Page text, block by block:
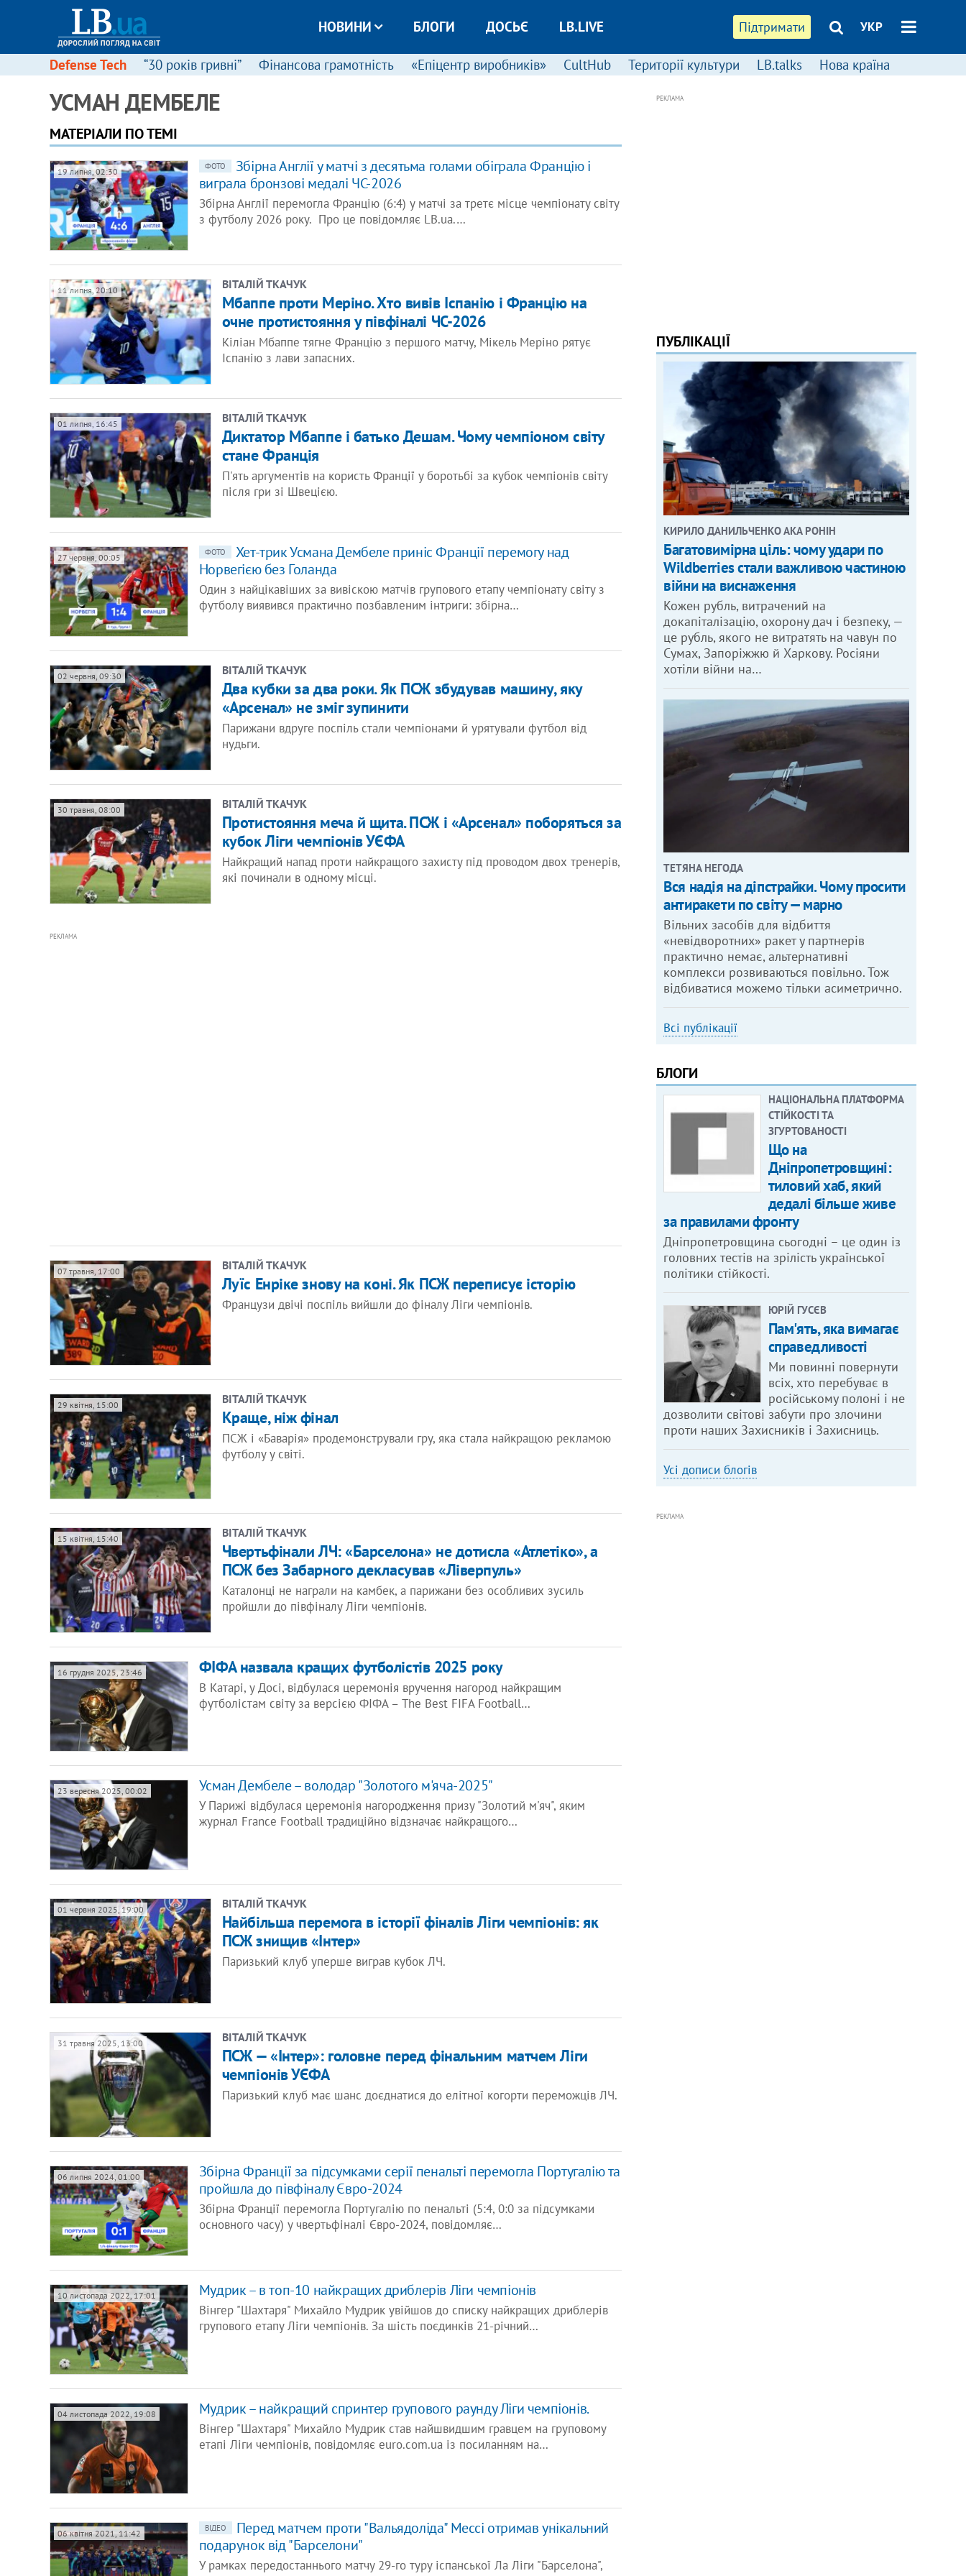
Підтримати УКР
НОВИНИ БЛОГИ ДОСЬЄ LB.LIVE
Defense Tech “30 років гривні” Фінансова грамотність «Епіцентр виробників» CultHub Території культури LB.talks Нова країна
УСМАН ДЕМБЕЛЕ
МАТЕРІАЛИ ПО ТЕМІ
19 липня, 02:30 ФОТО
Збірна Англії у матчі з десятьма голами обіграла Францію і
виграла бронзові медалі ЧС-2026
Збірна Англії перемогла Францію (6:4) у матчі за третє місце чемпіонату світу
з футболу 2026 року. Про це повідомляє LB.ua.…
11 липня, 20:10 ВІТАЛІЙ ТКАЧУК
Мбаппе проти Меріно. Хто вивів Іспанію і Францію на
очне протистояння у півфіналі ЧС-2026
Кіліан Мбаппе тягне Францію з першого матчу, Мікель Меріно рятує
Іспанію з лави запасних.
01 липня, 16:45 ВІТАЛІЙ ТКАЧУК
Диктатор Мбаппе і батько Дешам. Чому чемпіоном світу
стане Франція
П'ять аргументів на користь Франції у боротьбі за кубок чемпіонів світу
після гри зі Швецією.
27 червня, 00:05 ФОТО
Хет-трик Усмана Дембеле приніс Франції перемогу над
Норвегією без Голанда
Один з найцікавіших за вивіскою матчів групового етапу чемпіонату світу з
футболу виявився практично позбавленим інтриги: збірна…
02 червня, 09:30 ВІТАЛІЙ ТКАЧУК
Два кубки за два роки. Як ПСЖ збудував машину, яку
«Арсенал» не зміг зупинити
Парижани вдруге поспіль стали чемпіонами й урятували футбол від
нудьги.
30 травня, 08:00 ВІТАЛІЙ ТКАЧУК
Протистояння меча й щита. ПСЖ і «Арсенал» поборяться за
кубок Ліги чемпіонів УЄФА
Найкращий напад проти найкращого захисту під проводом двох тренерів,
які починали в одному місці.
РЕКЛАМА
07 травня, 17:00 ВІТАЛІЙ ТКАЧУК
Луїс Енріке знову на коні. Як ПСЖ переписує історію
Французи двічі поспіль вийшли до фіналу Ліги чемпіонів.
29 квітня, 15:00 ВІТАЛІЙ ТКАЧУК
Краще, ніж фінал
ПСЖ і «Баварія» продемонстрували гру, яка стала найкращою рекламою
футболу у світі.
15 квітня, 15:40 ВІТАЛІЙ ТКАЧУК
Чвертьфінали ЛЧ: «Барселона» не дотисла «Атлетіко», а
ПСЖ без Забарного декласував «Ліверпуль»
Каталонці не награли на камбек, а парижани без особливих зусиль
пройшли до півфіналу Ліги чемпіонів.
16 грудня 2025, 23:46 ФІФА назвала кращих футболістів 2025 року
В Катарі, у Досі, відбулася церемонія вручення нагород найкращим
футболістам світу за версією ФІФА – The Best FIFA Football…
23 вересня 2025, 00:02 Усман Дембеле – володар "Золотого м'яча-2025"
У Парижі відбулася церемонія нагородження призу "Золотий м'яч", яким
журнал France Football традиційно відзначає найкращого…
01 червня 2025, 19:00 ВІТАЛІЙ ТКАЧУК
Найбільша перемога в історії фіналів Ліги чемпіонів: як
ПСЖ знищив «Інтер»
Паризький клуб уперше виграв кубок ЛЧ.
31 травня 2025, 13:00 ВІТАЛІЙ ТКАЧУК
ПСЖ — «Інтер»: головне перед фінальним матчем Ліги
чемпіонів УЄФА
Паризький клуб має шанс доєднатися до елітної когорти переможців ЛЧ.
06 липня 2024, 01:00
Збірна Франції за підсумками серії пенальті перемогла Португалію та
пройшла до півфіналу Євро-2024
Збірна Франції перемогла Португалію по пенальті (5:4, 0:0 за підсумками
основного часу) у чвертьфіналі Євро-2024, повідомляє…
10 листопада 2022, 17:01 Мудрик – в топ-10 найкращих дриблерів Ліги чемпіонів
Вінгер "Шахтаря" Михайло Мудрик увійшов до списку найкращих дриблерів
групового етапу Ліги чемпіонів. За шість поєдинків 21-річний…
04 листопада 2022, 19:08 Мудрик – найкращий спринтер групового раунду Ліги чемпіонів.
Вінгер "Шахтаря" Михайло Мудрик став найшвидшим гравцем на груповому
етапі Ліги чемпіонів, повідомляє euro.com.ua із посиланням на…
06 квітня 2021, 11:42 ВІДЕО
Перед матчем проти "Вальядоліда" Мессі отримав унікальний
подарунок від "Барселони"
У рамках передостаннього матчу 29-го туру іспанської Ла Ліги "Барселона",
РЕКЛАМА
ПУБЛІКАЦІЇ
КИРИЛО ДАНИЛЬЧЕНКО АКА РОНІН
Багатовимірна ціль: чому удари по
Wildberries стали важливою частиною
війни на виснаження
Кожен рубль, витрачений на
докапіталізацію, охорону дач і безпеку, —
це рубль, якого не витратять на чавун по
Сумах, Запоріжжю й Харкову. Росіяни
хотіли війни на…
ТЕТЯНА НЕГОДА
Вся надія на діпстрайки. Чому просити
антиракети по світу — марно
Вільних засобів для відбиття
«невідворотних» ракет у партнерів
практично немає, альтернативні
комплекси розвиваються повільно. Тож
відбиватися можемо тільки асиметрично.
Всі публікації
БЛОГИ
НАЦІОНАЛЬНА ПЛАТФОРМА
СТІЙКОСТІ ТА
ЗГУРТОВАНОСТІ
Що на
Дніпропетровщині:
тиловий хаб, який
дедалі більше живе
за правилами фронту
Дніпропетровщина сьогодні – це один із
головних тестів на зрілість української
політики стійкості.
ЮРІЙ ГУСЄВ
Пам'ять, яка вимагає
справедливості
Ми повинні повернути
всіх, хто перебуває в
російському полоні і не
дозволити світові забути про злочини
проти наших Захисників і Захисниць.
Усі дописи блогів
РЕКЛАМА